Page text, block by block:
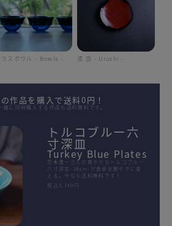
ラスボウル - Bowls - 漆 皿 - Urushi -
作品を購入で送料0円！
緒に同時購入する作品も送料無料です。
トルコブルー六
寸深皿
Turkey Blue Plates
荒木漢一さんの爽やかなトルコブルー
六寸深皿-18cm-が食卓を鮮やかに変
える。今なら送料無料です！
税込3,740円